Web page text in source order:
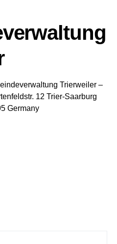
Trierweiler –
12 Trier-Saarburg
Germany